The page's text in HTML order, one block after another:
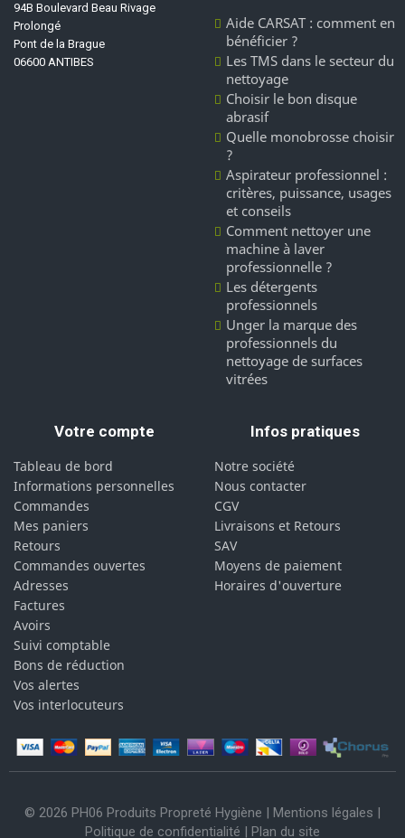
94B Boulevard Beau Rivage
Prolongé
Pont de la Brague
06600 ANTIBES
Aide CARSAT : comment en
bénéficier ?
Les TMS dans le secteur du
nettoyage
Choisir le bon disque
abrasif
Quelle monobrosse choisir
?
Aspirateur professionnel :
critères, puissance, usages
et conseils
Comment nettoyer une
machine à laver
professionnelle ?
Les détergents
professionnels
Unger la marque des
professionnels du
nettoyage de surfaces
vitrées
Votre compte
Tableau de bord
Informations personnelles
Commandes
Mes paniers
Retours
Commandes ouvertes
Adresses
Factures
Avoirs
Suivi comptable
Bons de réduction
Vos alertes
Vos interlocuteurs
Infos pratiques
Notre société
Nous contacter
CGV
Livraisons et Retours
SAV
Moyens de paiement
Horaires d'ouverture
© 2026 PH06 Produits Propreté Hygiène | Mentions légales |
Politique de confidentialité | Plan du site